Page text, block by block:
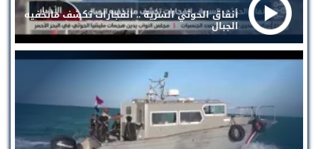
أنفاق الحوثي السرية .. انفجارات تكشف ماتخفيه
الجبال